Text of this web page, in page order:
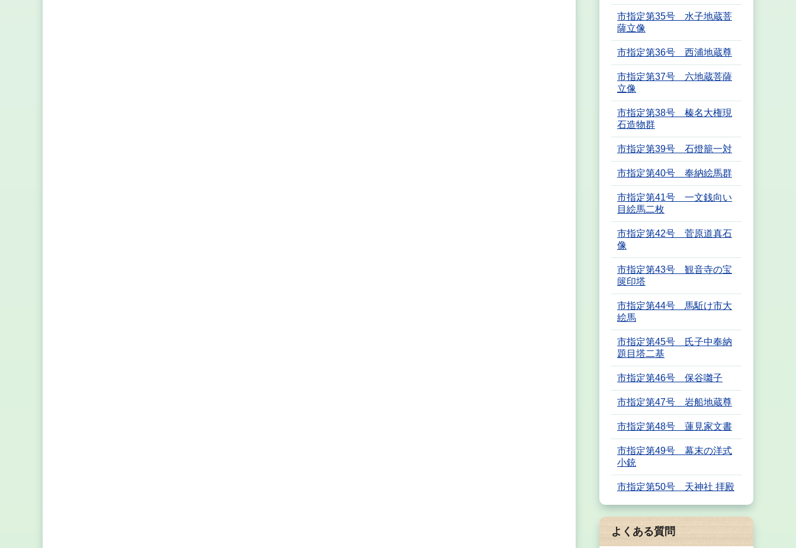
市指定第35号 水子地蔵菩
薩立像
市指定第36号 西浦地蔵尊
市指定第37号 六地蔵菩薩
立像
市指定第38号 榛名大権現
石造物群
市指定第39号 石燈籠一対
市指定第40号 奉納絵馬群
市指定第41号 一文銭向い
目絵馬二枚
市指定第42号 菅原道真石
像
市指定第43号 観音寺の宝
篋印塔
市指定第44号 馬駈け市大
絵馬
市指定第45号 氏子中奉納
題目塔二基
市指定第46号 保谷囃子
市指定第47号 岩船地蔵尊
市指定第48号 蓮見家文書
市指定第49号 幕末の洋式
小銃
市指定第50号 天神社 拝殿
よくある質問